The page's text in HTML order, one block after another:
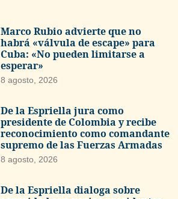
Marco Rubio advierte que no
habrá «válvula de escape» para
Cuba: «No pueden limitarse a
esperar»
8 agosto, 2026
De la Espriella jura como
presidente de Colombia y recibe
reconocimiento como comandante
supremo de las Fuerzas Armadas
8 agosto, 2026
De la Espriella dialoga sobre